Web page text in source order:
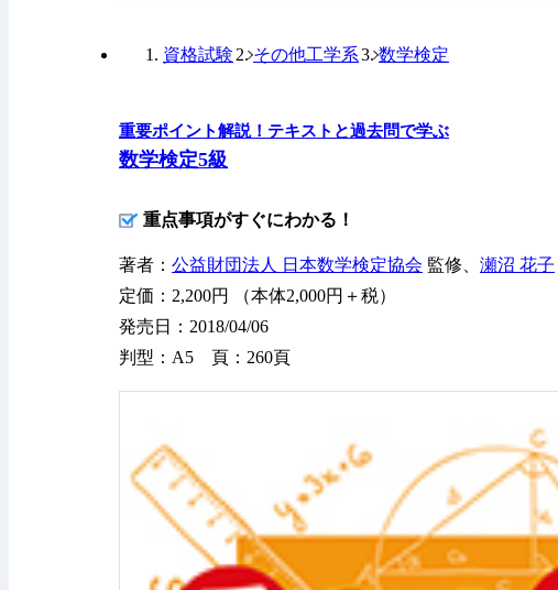
重要ポイント解説！テキストと過去問で学ぶ
数学検定5級
資格試験 その他工学系 数学検定
重点事項がすぐにわかる！
著者： 公益財団法人 日本数学検定協会 監修、 瀬沼 花子
定価：2,200円 （本体2,000円＋税）
発売日：2018/04/06
判型：A5 頁：260頁